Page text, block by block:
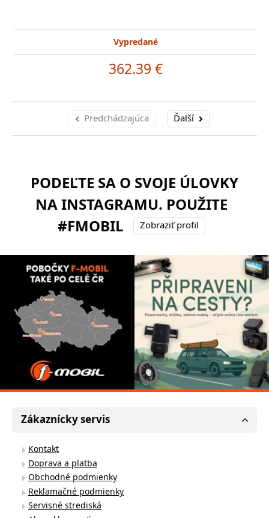
Vypredané
362.39 €
Predchádzajúca Ďalší
PODEĽTE SA O SVOJE ÚLOVKY
NA INSTAGRAMU. POUŽITE
#FMOBIL
Zobraziť profil
Zákaznícky servis
Kontakt
Doprava a platba
Obchodné podmienky
Reklamačné podmienky
Servisné strediská